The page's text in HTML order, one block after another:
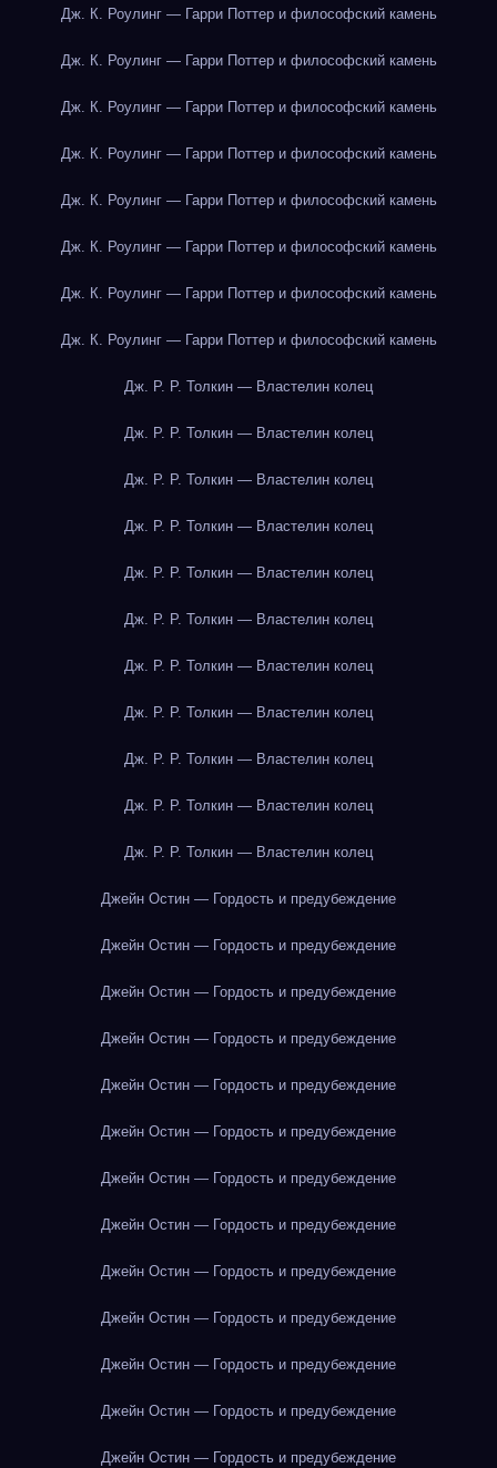
Дж. К. Роулинг — Гарри Поттер и философский камень
Дж. К. Роулинг — Гарри Поттер и философский камень
Дж. К. Роулинг — Гарри Поттер и философский камень
Дж. К. Роулинг — Гарри Поттер и философский камень
Дж. К. Роулинг — Гарри Поттер и философский камень
Дж. К. Роулинг — Гарри Поттер и философский камень
Дж. К. Роулинг — Гарри Поттер и философский камень
Дж. К. Роулинг — Гарри Поттер и философский камень
Дж. Р. Р. Толкин — Властелин колец
Дж. Р. Р. Толкин — Властелин колец
Дж. Р. Р. Толкин — Властелин колец
Дж. Р. Р. Толкин — Властелин колец
Дж. Р. Р. Толкин — Властелин колец
Дж. Р. Р. Толкин — Властелин колец
Дж. Р. Р. Толкин — Властелин колец
Дж. Р. Р. Толкин — Властелин колец
Дж. Р. Р. Толкин — Властелин колец
Дж. Р. Р. Толкин — Властелин колец
Дж. Р. Р. Толкин — Властелин колец
Джейн Остин — Гордость и предубеждение
Джейн Остин — Гордость и предубеждение
Джейн Остин — Гордость и предубеждение
Джейн Остин — Гордость и предубеждение
Джейн Остин — Гордость и предубеждение
Джейн Остин — Гордость и предубеждение
Джейн Остин — Гордость и предубеждение
Джейн Остин — Гордость и предубеждение
Джейн Остин — Гордость и предубеждение
Джейн Остин — Гордость и предубеждение
Джейн Остин — Гордость и предубеждение
Джейн Остин — Гордость и предубеждение
Джейн Остин — Гордость и предубеждение